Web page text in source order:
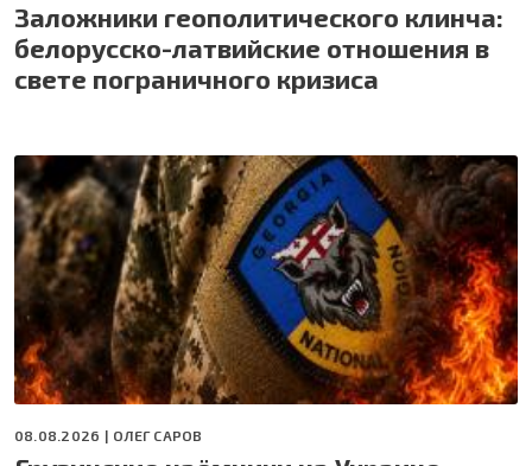
Заложники геополитического клинча:
белорусско-латвийские отношения в
свете пограничного кризиса
08.08.2026 | ОЛЕГ САРОВ